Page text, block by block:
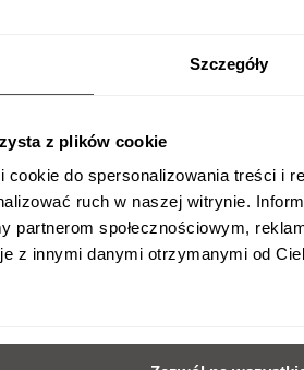
Szczegóły
z plików cookie
cookie do spersonalizowania treści i
ruch w naszej witrynie.
partnerom społecznościowym,
z innymi danymi otrzymanymi od